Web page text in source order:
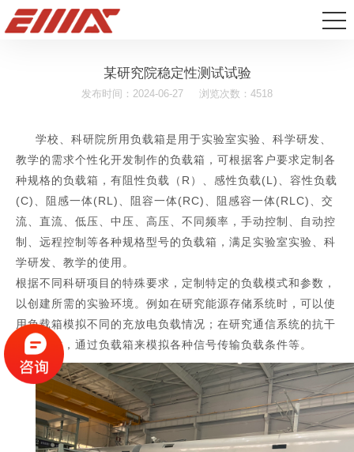
某研究院稳定性测试试验
发布时间：2024-06-27 浏览次数：4518
学校、科研院所用负载箱是用于实验室实验、科学研发、
教学的需求个性化开发制作的负载箱，可根据客户要求定制各
种规格的负载箱，有阻性负载（R）、感性负载(L)、容性负载
(C)、阻感一体(RL)、阻容一体(RC)、阻感容一体(RLC)、交
流、直流、低压、中压、高压、不同频率，手动控制、自动控
制、远程控制等各种规格型号的负载箱，满足实验室实验、科
学研发、教学的使用。
根据不同科研项目的特殊要求，定制特定的负载模式和参数，
以创建所需的实验环境。例如在研究能源存储系统时，可以使
用负载箱模拟不同的充放电负载情况；在研究通信系统的抗干
扰性能时，通过负载箱来模拟各种信号传输负载条件等。